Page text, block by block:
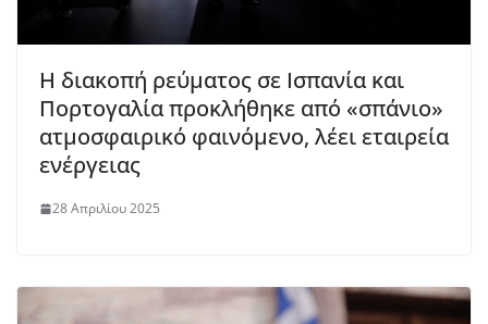
Η διακοπή ρεύματος σε Ισπανία και
Πορτογαλία προκλήθηκε από «σπάνιο»
ατμοσφαιρικό φαινόμενο, λέει εταιρεία
ενέργειας
28 Απριλίου 2025